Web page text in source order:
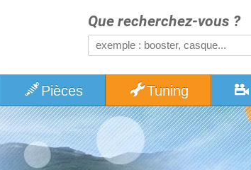
Que recherchez-vous ?
Pièces Tuning